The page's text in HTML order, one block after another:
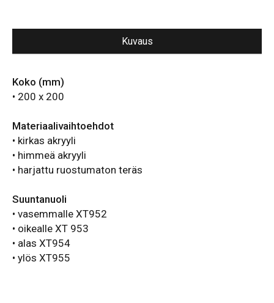
Kuvaus
Koko (mm)
• 200 x 200
Materiaalivaihtoehdot
• kirkas akryyli
• himmeä akryyli
• harjattu ruostumaton teräs
Suuntanuoli
• vasemmalle XT952
• oikealle XT 953
• alas XT954
• ylös XT955